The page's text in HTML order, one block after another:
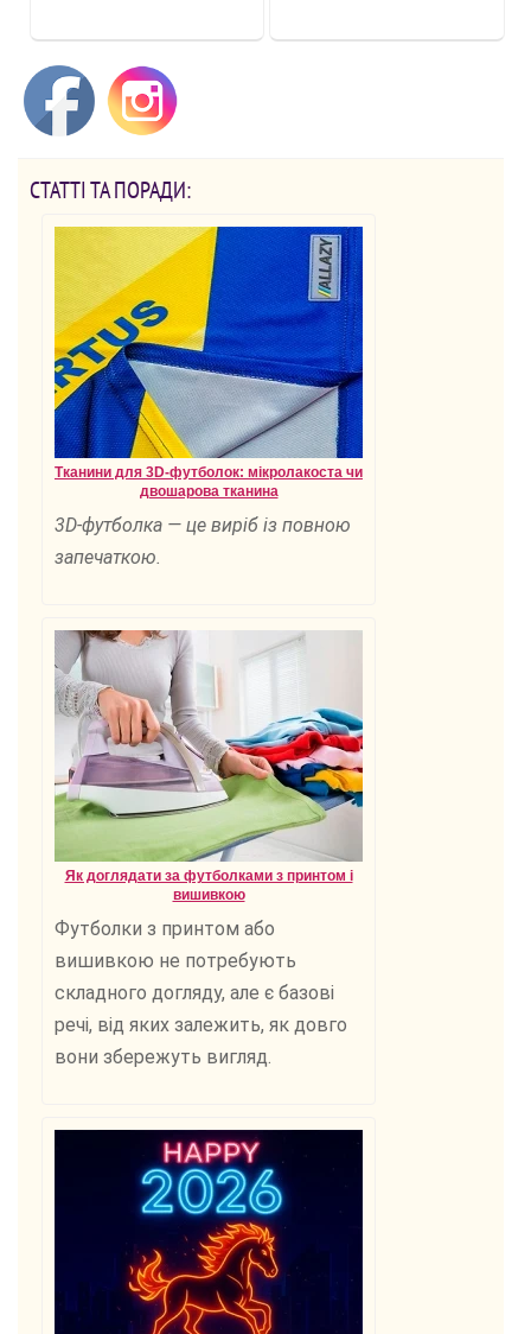
СТАТТІ ТА ПОРАДИ:
Тканини для 3D-футболок: мікролакоста чи
двошарова тканина
3D-футболка — це виріб із повною
запечаткою.
Як доглядати за футболками з принтом і
вишивкою
Футболки з принтом або
вишивкою не потребують
складного догляду, але є базові
речі, від яких залежить, як довго
вони збережуть вигляд.